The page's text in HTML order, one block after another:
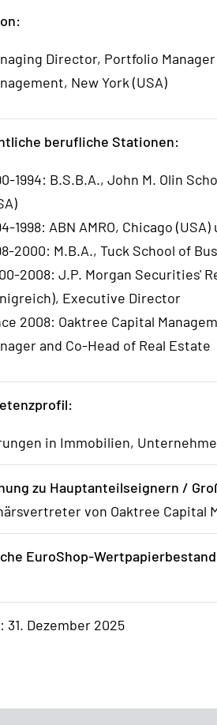
Director, Portfolio
New York (USA)
berufliche Stationen:
1994: B.S.B.A., John M. Olin
1998: ABN AMRO, Chicago
2000: M.B.A., Tuck School of
2008: J.P. Morgan Securities'
Executive Director
2008: Oaktree Capital
and Co-Head of Real Estate
in Immobilien,
zu Hauptanteilseignern /
von Oaktree Capital
EuroShop-Wertpapierbestand
31. Dezember 2025